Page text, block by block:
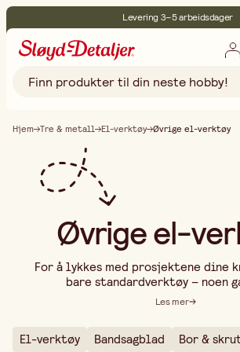
Levering 3–5 arbeidsdager
Fri frakt ved kjøp over 499:-
Hjem Tre & metall El-verktøy Øvrige el-verktøy
Øvrige el-
For å lykkes med prosjektene dine
bare standardverktøy – noen
spesialtilpassede elektriske
du smarte løsninger for sliping,
Les mer
El-verktøy Bandsagblad Bor &